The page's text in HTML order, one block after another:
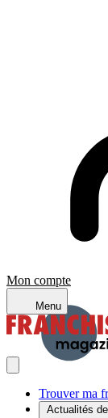
Mon compte
Menu
Trouver ma
Actualités